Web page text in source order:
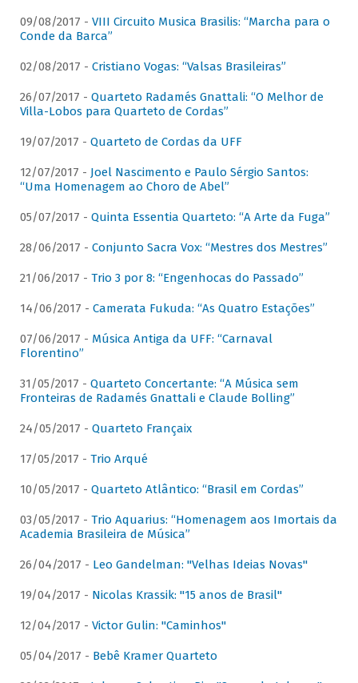
09/08/2017 - VIII Circuito Musica Brasilis: “Marcha para o
Conde da Barca”
02/08/2017 - Cristiano Vogas: “Valsas Brasileiras”
26/07/2017 - Quarteto Radamés Gnattali: “O Melhor de
Villa-Lobos para Quarteto de Cordas”
19/07/2017 - Quarteto de Cordas da UFF
12/07/2017 - Joel Nascimento e Paulo Sérgio Santos:
“Uma Homenagem ao Choro de Abel”
05/07/2017 - Quinta Essentia Quarteto: “A Arte da Fuga”
28/06/2017 - Conjunto Sacra Vox: “Mestres dos Mestres”
21/06/2017 - Trio 3 por 8: “Engenhocas do Passado”
14/06/2017 - Camerata Fukuda: “As Quatro Estações”
07/06/2017 - Música Antiga da UFF: “Carnaval
Florentino”
31/05/2017 - Quarteto Concertante: “A Música sem
Fronteiras de Radamés Gnattali e Claude Bolling”
24/05/2017 - Quarteto Françaix
17/05/2017 - Trio Arqué
10/05/2017 - Quarteto Atlântico: “Brasil em Cordas”
03/05/2017 - Trio Aquarius: “Homenagem aos Imortais da
Academia Brasileira de Música”
26/04/2017 - Leo Gandelman: "Velhas Ideias Novas"
19/04/2017 - Nicolas Krassik: "15 anos de Brasil"
12/04/2017 - Victor Gulin: "Caminhos"
05/04/2017 - Bebê Kramer Quarteto